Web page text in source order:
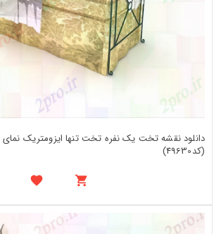
دانلود نقشه تخت یک نفره تخت تنها ایزومتریک
(کد49630)